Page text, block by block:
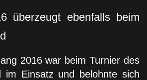
überzeugt ebenfalls beim
2016 war beim Turnier des
im Einsatz und belohnte sich